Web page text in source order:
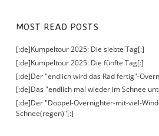
MOST READ POSTS
[:de]Kumpeltour 2025: Die siebte Tag[:]
[:de]Kumpeltour 2025: Die fünfte Tag[:]
[:de]Der "endlich wird das Rad fertig"-
[:de]Das "endlich mal wieder im Schnee
[:de]Der "Doppel-Overnighter-mit-viel-
Schnee(regen)"[:]